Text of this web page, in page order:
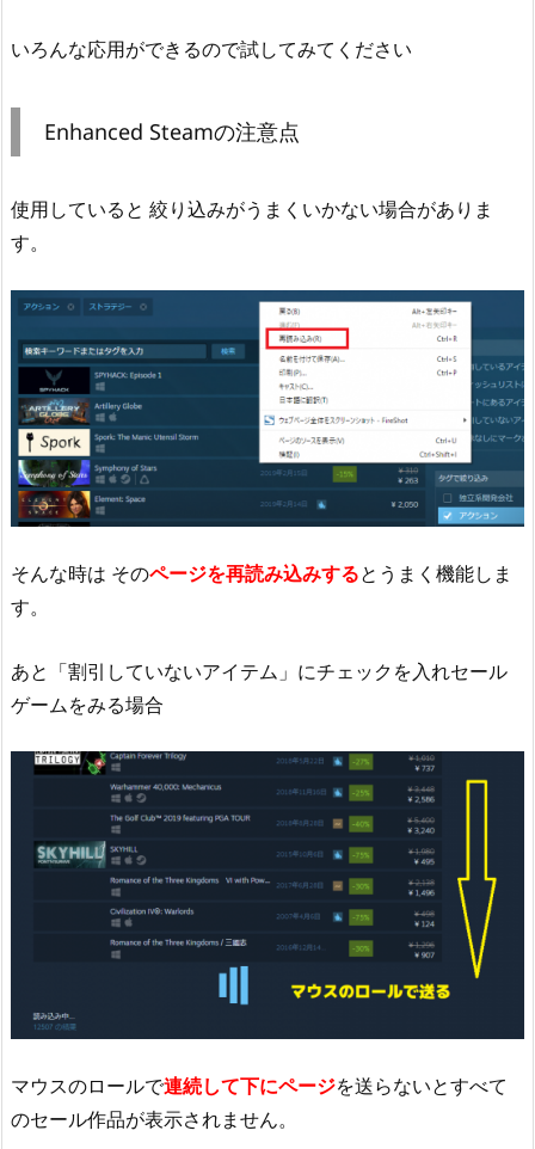
いろんな応用ができるので試してみてください
Enhanced Steamの注意点
使用していると 絞り込みがうまくいかない場合がありま
す。
そんな時は そのページを再読み込みするとうまく機能しま
す。
あと「割引していないアイテム」にチェックを入れセール
ゲームをみる場合
マウスのロールで連続して下にページを送らないとすべて
のセール作品が表示されません。